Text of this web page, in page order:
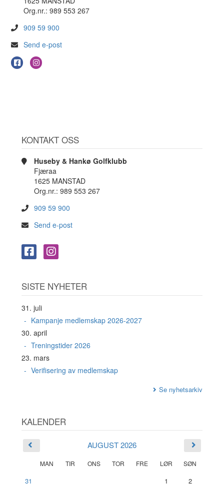
Org.nr.: 989 553 267
909 59 900
Send e-post
KONTAKT OSS
Huseby & Hankø Golfklubb
Fjæraa
1625 MANSTAD
Org.nr.: 989 553 267
909 59 900
Send e-post
SISTE NYHETER
31. juli
Kampanje medlemskap 2026-2027
30. april
Treningstider 2026
23. mars
Verifisering av medlemskap
Se nyhetsarkiv
KALENDER
AUGUST 2026
MAN TIR ONS TOR FRE LØR SØN
31 1
2